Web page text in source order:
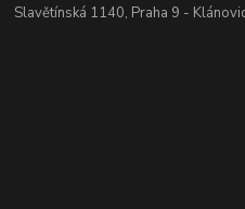
Slavětínská 1140, Praha 9 -